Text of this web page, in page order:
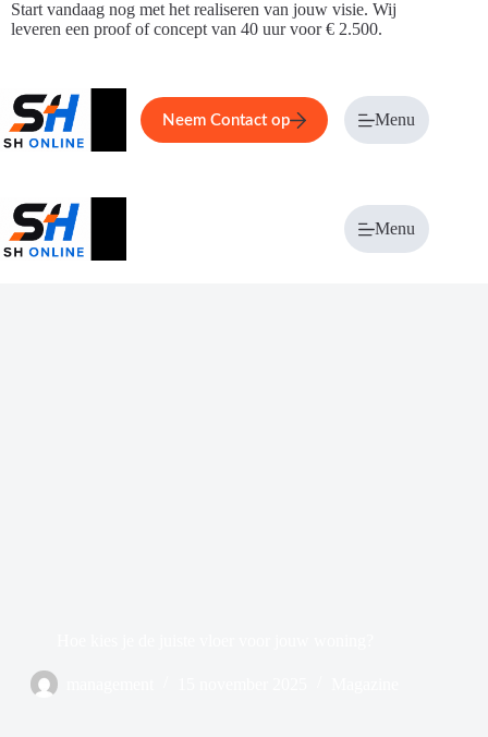
Ga
naar
Start vandaag nog met het realiseren van jouw visie. Wij
leveren een proof of concept van 40 uur voor € 2.500.
Home Service Over ons
Neem Contact op Menu
Menu